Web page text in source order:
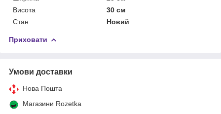
Висота
30 см
Стан
Новий
Приховати
Умови доставки
Нова Пошта
Магазини Rozetka